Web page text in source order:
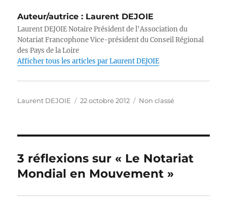
it
te
r
c
e
b
o
e
d
I
s
A
p
ss
e
n
g
ai
l
y
Li
n
Auteur/autrice : Laurent DEJOIE
Laurent DEJOIE Notaire Président de l'Association du
Notariat Francophone Vice-président du Conseil Régional
des Pays de la Loire
Afficher tous les articles par Laurent DEJOIE
Auteur
Laurent DEJOIE
Publié
22 octobre 2012 Catégories
Non classé
3 réflexions sur « Le Notariat
Mondial en Mouvement »